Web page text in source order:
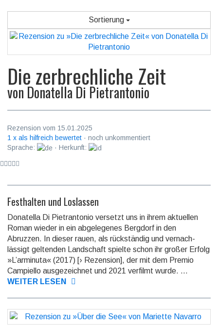
Sortierung
Die zerbrechliche Zeit
von Donatella Di Pietrantonio
Rezension vom 15.01.2025
1 x als hilfreich bewertet · noch unkommentiert
Sprache:
· Herkunft:
Festhalten und Loslassen
Donatella Di Pietrantonio versetzt uns in ihrem aktuellen
Roman wieder in ein abge­legenes Berg­dorf in den
Abruzzen. In dieser rauen, als rück­stän­dig und vernach­
lässigt geltenden Land­schaft spielte schon ihr großer Erfolg
»L’arminuta« (2017) [› Rezension], der mit dem Premio
Campiello ausge­zeich­net und 2021 verfilmt wurde. ...
WEITER LESEN